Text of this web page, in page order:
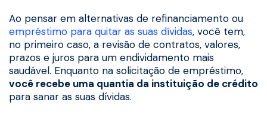
Ao pensar em alternativas de refinanciamento ou
empréstimo para quitar as suas dívidas, você tem,
no primeiro caso, a revisão de contratos, valores,
prazos e juros para um endividamento mais
saudável. Enquanto na solicitação de empréstimo,
você recebe uma quantia da instituição de crédito
para sanar as suas dívidas.